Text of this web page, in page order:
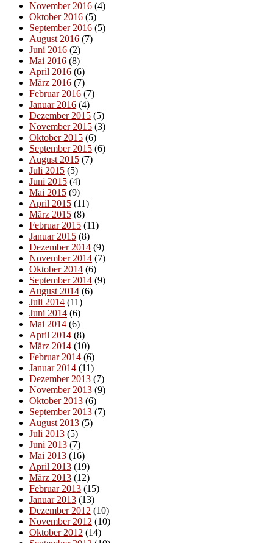
November 2016 (4)
Oktober 2016 (5)
September 2016 (5)
August 2016 (7)
Juni 2016 (2)
Mai 2016 (8)
April 2016 (6)
März 2016 (7)
Februar 2016 (7)
Januar 2016 (4)
Dezember 2015 (5)
November 2015 (3)
Oktober 2015 (6)
September 2015 (6)
August 2015 (7)
Juli 2015 (5)
Juni 2015 (4)
Mai 2015 (9)
April 2015 (11)
März 2015 (8)
Februar 2015 (11)
Januar 2015 (8)
Dezember 2014 (9)
November 2014 (7)
Oktober 2014 (6)
September 2014 (9)
August 2014 (6)
Juli 2014 (11)
Juni 2014 (6)
Mai 2014 (6)
April 2014 (8)
März 2014 (10)
Februar 2014 (6)
Januar 2014 (11)
Dezember 2013 (7)
November 2013 (9)
Oktober 2013 (6)
September 2013 (7)
August 2013 (5)
Juli 2013 (5)
Juni 2013 (7)
Mai 2013 (16)
April 2013 (19)
März 2013 (12)
Februar 2013 (15)
Januar 2013 (13)
Dezember 2012 (10)
November 2012 (10)
Oktober 2012 (14)